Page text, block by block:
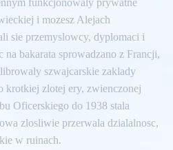
i mozesz Alejach
sie przemyslowcy, dyplomaci i
bakarata sprowadzano z Francji,
szwajcarskie zaklady
krotkiej zlotej ery, zwienczonej
Oficerskiego do 1938 stala
zlosliwie przerwala dzialalnosc,
w ruinach.